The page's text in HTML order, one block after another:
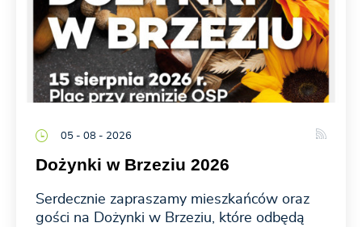
05 - 08 - 2026
Dożynki w Brzeziu 2026
Serdecznie zapraszamy mieszkańców oraz
gości na Dożynki w Brzeziu, które odbędą